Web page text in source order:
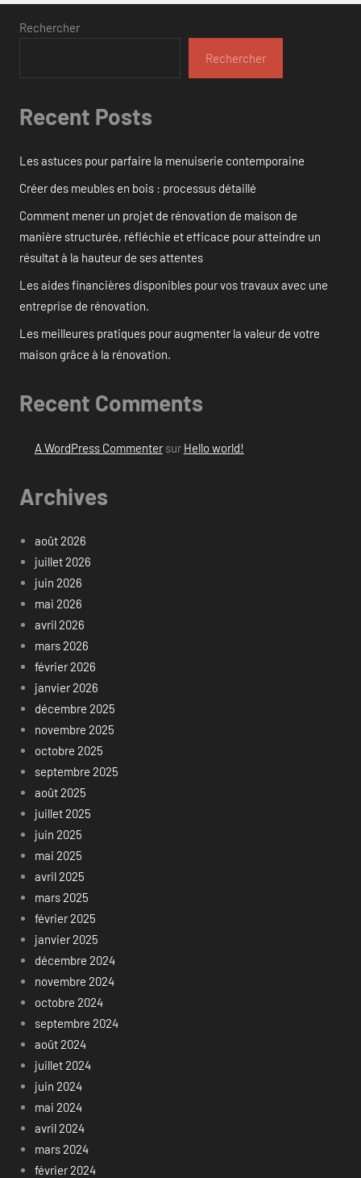
Rechercher
Rechercher
Recent Posts
Les astuces pour parfaire la menuiserie contemporaine
Créer des meubles en bois : processus détaillé
Comment mener un projet de rénovation de maison de
manière structurée, réfléchie et efficace pour atteindre un
résultat à la hauteur de ses attentes
Les aides financières disponibles pour vos travaux avec une
entreprise de rénovation.
Les meilleures pratiques pour augmenter la valeur de votre
maison grâce à la rénovation.
Recent Comments
A WordPress Commentersur Hello world!
Archives
août 2026
juillet 2026
juin 2026
mai 2026
avril 2026
mars 2026
février 2026
janvier 2026
décembre 2025
novembre 2025
octobre 2025
septembre 2025
août 2025
juillet 2025
juin 2025
mai 2025
avril 2025
mars 2025
février 2025
janvier 2025
décembre 2024
novembre 2024
octobre 2024
septembre 2024
août 2024
juillet 2024
juin 2024
mai 2024
avril 2024
mars 2024
février 2024